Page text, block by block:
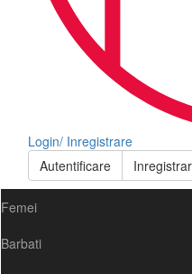
Login/ Inregistrare
Autentificare
Femei
Barbati